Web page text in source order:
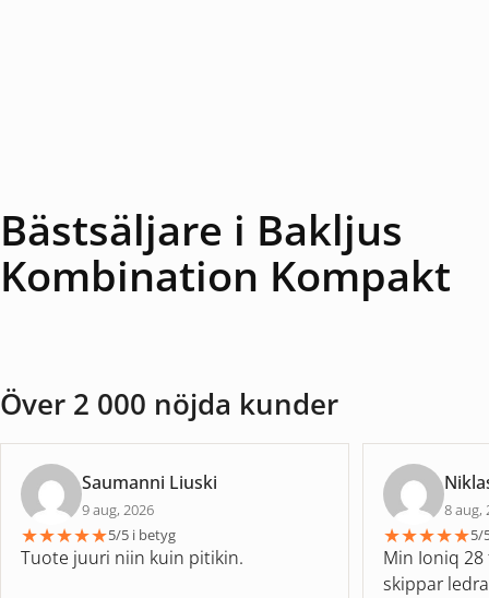
Bästsäljare i Bakljus
Kombination Kompakt
Över 2 000 nöjda kunder
Saumanni Liuski
9 aug, 2026
★★★★★5/5 i betyg
Tuote juuri niin kuin pitikin.
8 aug,
★★★★★5/
Min Ioniq
skippar